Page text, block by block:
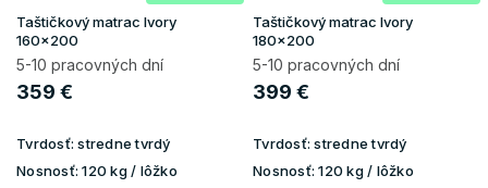
Taštičkový matrac Ivory
160x200
5-10 pracovných dní
359 €
Tvrdosť: stredne tvrdý
Nosnosť: 120 kg / lôžko
Taštičkový matrac Ivory
180x200
5-10 pracovných dní
399 €
Tvrdosť: stredne tvrdý
Nosnosť: 120 kg / lôžko